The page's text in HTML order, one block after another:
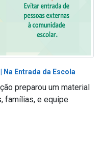
Na Entrada da Escola
preparou um material
famílias, e equipe